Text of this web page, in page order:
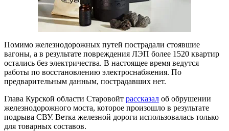
Помимо железнодорожных путей пострадали стоявшие
вагоны, а в результате повреждения ЛЭП более 1520 квартир
остались без электричества. В настоящее время ведутся
работы по восстановлению электроснабжения. По
предварительным данным, пострадавших нет.
Глава Курской области Старовойт рассказал об обрушении
железнодорожного моста, которое произошло в результате
подрыва СВУ. Ветка железной дороги использовалась только
для товарных составов.